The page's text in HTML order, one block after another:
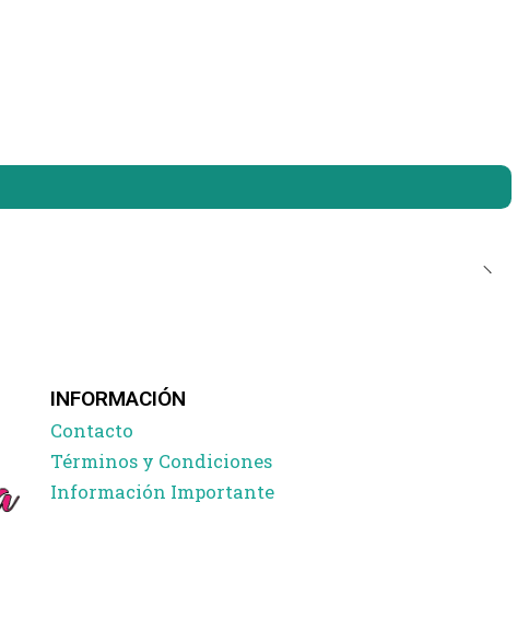
INFORMACIÓN
Contacto
Términos y Condiciones
Información Importante